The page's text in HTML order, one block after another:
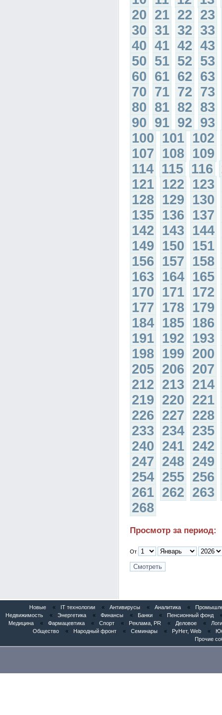
20 21 22 23
30 31 32 33
40 41 42 43
50 51 52 53
60 61 62 63
70 71 72 73
80 81 82 83
90 91 92 93
100 101 102
107 108 109
114 115 116
121 122 123
128 129 130
135 136 137
142 143 144
149 150 151
156 157 158
163 164 165
170 171 172
177 178 179
184 185 186
191 192 193
198 199 200
205 206 207
212 213 214
219 220 221
226 227 228
233 234 235
240 241 242
247 248 249
254 255 256
261 262 263
268
Просмотр за период:
От
Новые « IT технологии « Антивирусы « Аналитика «
Недвижимость
« Энергетика « Финансы « Банки « Пенсионный фонд
Медицина
« Фармацевтика « Спорт « Реклама, PR « Деловое «
Общество
« Народный фронт « Семинары « РуНет, Web «
Прочие